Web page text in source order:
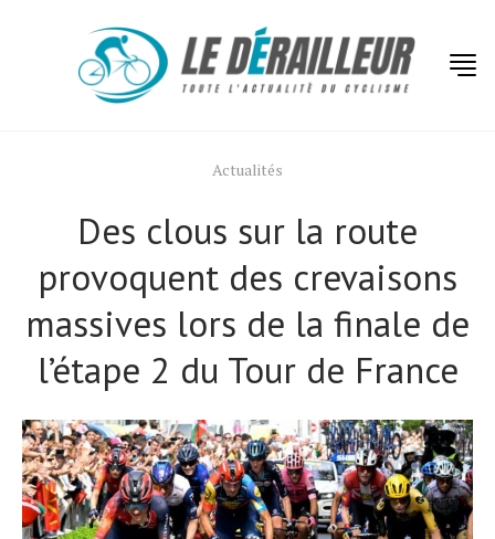
Actualités
Des clous sur la route
provoquent des crevaisons
massives lors de la finale de
l’étape 2 du Tour de France